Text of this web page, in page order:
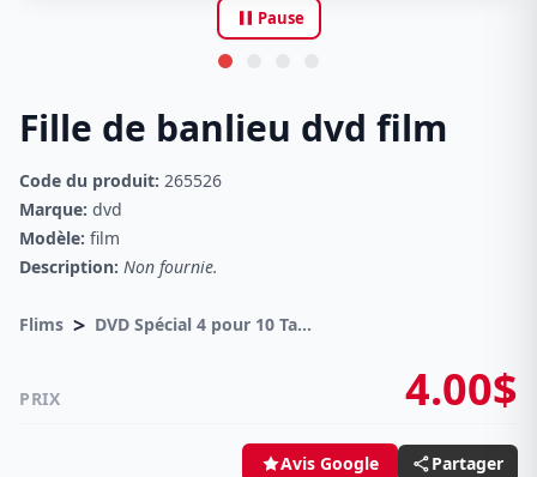
pause Pause
Fille de banlieu dvd film
Code du produit: 265526
Marque: dvd
Modèle: film
Description: Non fournie.
Flims > DVD Spécial 4 pour 10 Taxes incluses sur -4.00$
PRIX 4.00$
Avis Google Partager